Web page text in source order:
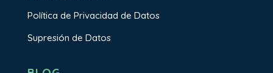
Política de Privacidad de Datos
Supresión de Datos